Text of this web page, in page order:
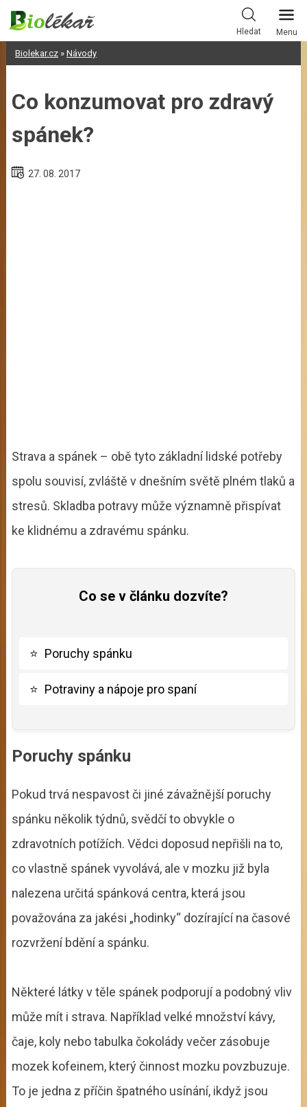
Skip
content
Hledat Menu
Biolekar.cz» Návody
Co konzumovat pro zdravý
spánek?
27. 08. 2017
Strava a spánek – obě tyto základní lidské potřeby
spolu souvisí, zvláště v dnešním světě plném tlaků a
stresů. Skladba potravy může významně přispívat
ke klidnému a zdravému spánku.
Co se v článku dozvíte?
⭐ Poruchy spánku
⭐ Potraviny a nápoje pro spaní
Poruchy spánku
Pokud trvá nespavost či jiné závažnější poruchy
spánku několik týdnů, svědčí to obvykle o
zdravotních potížích. Vědci doposud nepřišli na to,
co vlastně spánek vyvolává, ale v mozku již byla
nalezena určitá spánková centra, která jsou
považována za jakési „hodinky“ dozírající na časové
rozvržení bdění a spánku.
Některé látky v těle spánek podporují a podobný vliv
může mít i strava. Například velké množství kávy,
čaje, koly nebo tabulka čokolády večer zásobuje
mozek kofeinem, který činnost mozku povzbuzuje.
To je jedna z příčin špatného usínání, ikdyž jsou